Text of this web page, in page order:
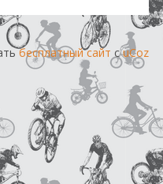
бесплатный сайт сuCoz